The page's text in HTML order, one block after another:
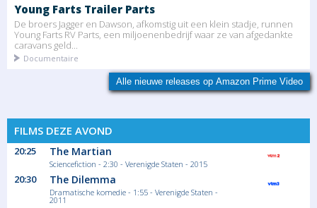
Young Farts Trailer Parts
De broers Jagger en Dawson, afkomstig uit een klein stadje, runnen
Young Farts RV Parts, een miljoenenbedrijf waar ze van afgedankte
caravans geld...
Documentaire
Alle nieuwe releases op Amazon Prime Video
FILMS DEZE AVOND
20:25 The Martian
Sciencefiction - 2:30 - Verenigde Staten - 2015
20:30 The Dilemma
Dramatische komedie - 1:55 - Verenigde Staten -
2011